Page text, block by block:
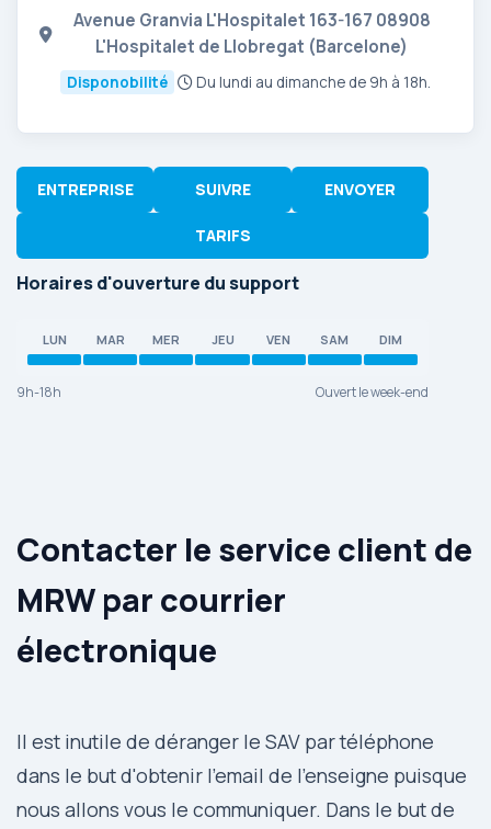
Avenue Granvia L'Hospitalet 163-167 08908
L'Hospitalet de Llobregat (Barcelone)
Disponobilité Du lundi au dimanche de 9h à 18h.
ENTREPRISE SUIVRE ENVOYER
TARIFS
Horaires d'ouverture du support
LUN MAR MER JEU VEN SAM DIM
9h-18h Ouvert le week-end
Contacter le service client de
MRW par courrier
électronique
Il est inutile de déranger le SAV par téléphone
dans le but d'obtenir l’email de l'enseigne puisque
nous allons vous le communiquer. Dans le but de